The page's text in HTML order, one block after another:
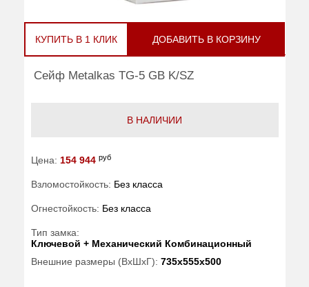
КУПИТЬ В 1 КЛИК ДОБАВИТЬ В КОРЗИНУ
Сейф Metalkas TG-5 GB K/SZ
В НАЛИЧИИ
Цена: 154 944 руб
Взломостойкость: Без класса
Огнестойкость: Без класса
Тип замка:
Ключевой + Механический Комбинационный
Внешние размеры (ВхШхГ): 735x555x500